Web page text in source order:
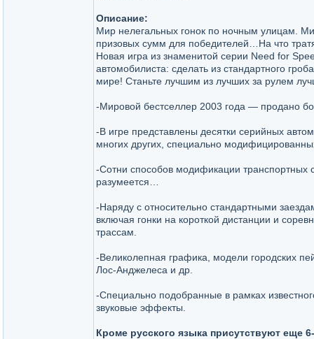
Описание:
Мир нелегальных гонок по ночным улицам.
призовых сумм для победителей…На что
Новая игра из знаменитой серии Need for
автомобилиста: сделать из стандартного
мире! Станьте лучшим из лучших за рулем
-Мировой бестселлер 2003 года — продано
-В игре представлены десятки серийных
многих других, специально
-Сотни способов модификации транспортных
разумеется…
-Наряду с относительно стандартными
включая гонки на короткой дистанции и
трассам.
-Великолепная графика, модели городских
Лос-Анджелеса и др.
-Специально подобранные в рамках
звуковые эффекты.
Кроме русского языка присутствуют еще